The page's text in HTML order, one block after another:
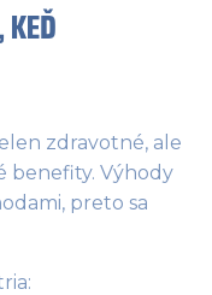
zdravotné, ale
benefity. Výhody
preto sa